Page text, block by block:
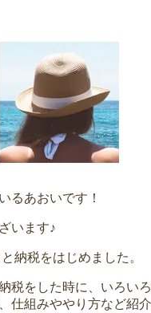
るあおいです！
います♪
納税をはじめました。
税をした時に、いろい
仕組みややり方など紹